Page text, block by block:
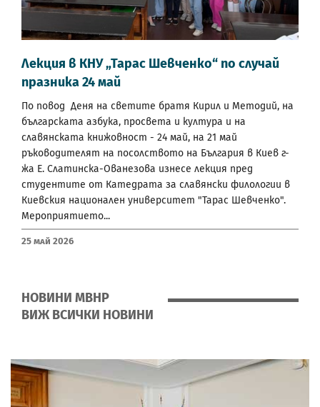
Лекция в КНУ „Тарас Шевченко“ по случай
празника 24 май
По повод Деня на светите братя Кирил и Методий, на
българската азбука, просвета и култура и на
славянската книжовност - 24 май, на 21 май
ръководителят на посолството на България в Киев г-
жа Е. Слатинска-Ованезова изнесе лекция пред
студентите от Катедрата за славянски филологии в
Киевския национален университет "Тарас Шевченко".
Мероприятието...
25 Май 2026
НОВИНИ МВНР
ВИЖ ВСИЧКИ НОВИНИ